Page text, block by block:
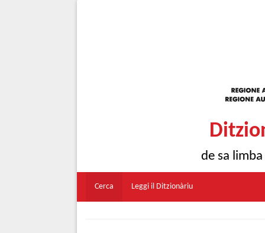
de sa
Cerca Leggi il Ditzionàriu